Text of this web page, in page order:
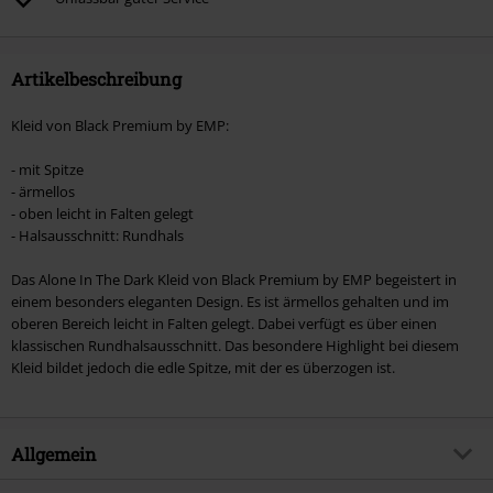
Artikel, die einen Spendenbeitrag beinhalten.
Artikelbeschreibung
Kleid von Black Premium by EMP:
- mit Spitze
- ärmellos
- oben leicht in Falten gelegt
- Halsausschnitt: Rundhals
Das Alone In The Dark Kleid von Black Premium by EMP begeistert in
einem besonders eleganten Design. Es ist ärmellos gehalten und im
oberen Bereich leicht in Falten gelegt. Dabei verfügt es über einen
klassischen Rundhalsausschnitt. Das besondere Highlight bei diesem
Kleid bildet jedoch die edle Spitze, mit der es überzogen ist.
Allgemein